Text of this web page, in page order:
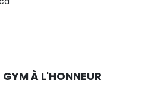
À L'HONNEUR